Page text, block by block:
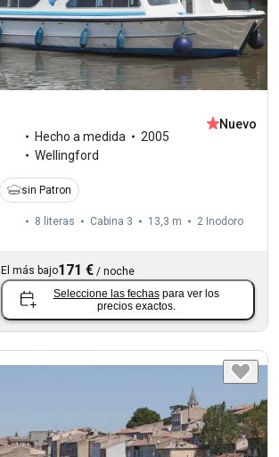
Hecho a medida
2005
Wellingford
Nuevo
sin Patron
8 literas Cabina 3 13,3 m 2 Inodoro
El más bajo171 € /noche
Seleccione las fechas para ver los
precios exactos.